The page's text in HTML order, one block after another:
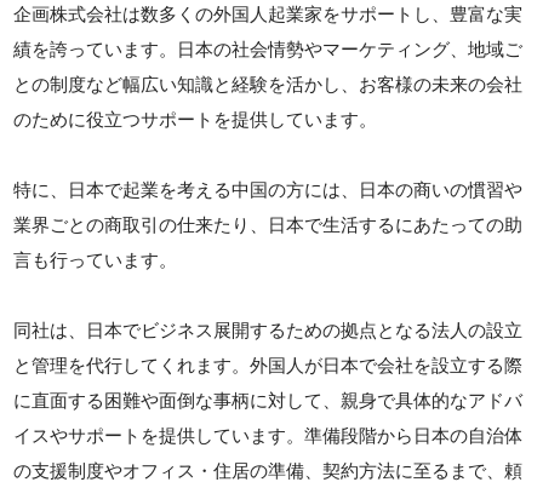
企画株式会社は数多くの外国人起業家をサポートし、豊富な実
績を誇っています。日本の社会情勢やマーケティング、地域ご
との制度など幅広い知識と経験を活かし、お客様の未来の会社
のために役立つサポートを提供しています。
特に、日本で起業を考える中国の方には、日本の商いの慣習や
業界ごとの商取引の仕来たり、日本で生活するにあたっての助
言も行っています。
同社は、日本でビジネス展開するための拠点となる法人の設立
と管理を代行してくれます。外国人が日本で会社を設立する際
に直面する困難や面倒な事柄に対して、親身で具体的なアドバ
イスやサポートを提供しています。準備段階から日本の自治体
の支援制度やオフィス・住居の準備、契約方法に至るまで、頼